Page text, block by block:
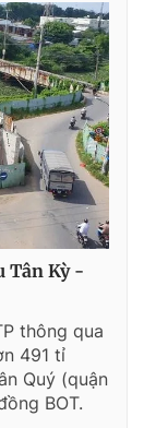
Tân Kỳ -
thông qua
491 tỉ
Quý (quận
BOT.